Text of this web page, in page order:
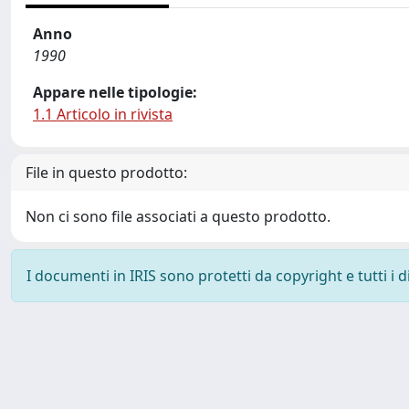
Anno
1990
Appare nelle tipologie:
1.1 Articolo in rivista
File in questo prodotto:
Non ci sono file associati a questo prodotto.
I documenti in IRIS sono protetti da copyright e tutti i